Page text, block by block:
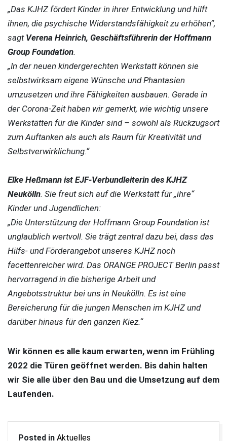
„Das KJHZ fördert Kinder in ihrer Entwicklung und hilft
ihnen, die psychische Widerstandsfähigkeit zu erhöhen“,
sagtVerena Heinrich, Geschäftsführerin der Hoffmann
Group Foundation.
„In der neuen kindergerechten Werkstatt können sie
selbstwirksam eigene Wünsche und Phantasien
umzusetzen und ihre Fähigkeiten ausbauen. Gerade in
der Corona-Zeit haben wir gemerkt, wie wichtig unsere
Werkstätten für die Kinder sind – sowohl als Rückzugsort
zum Auftanken als auch als Raum für Kreativität und
Selbstverwirklichung.“
Elke Heßmann ist EJF-Verbundleiterin des KJHZ
Neukölln. Sie freut sich auf die Werkstatt für „ihre“
Kinder und Jugendlichen:
„Die Unterstützung der Hoffmann Group Foundation ist
unglaublich wertvoll. Sie trägt zentral dazu bei, dass das
Hilfs- und Förderangebot unseres KJHZ noch
facettenreicher wird. Das ORANGE PROJECT Berlin passt
hervorragend in die bisherige Arbeit und
Angebotsstruktur bei uns in Neukölln. Es ist eine
Bereicherung für die jungen Menschen im KJHZ und
darüber hinaus für den ganzen Kiez.“
Wir können es alle kaum erwarten, wenn im Frühling
2022 die Türen geöffnet werden. Bis dahin halten
wir Sie alle über den Bau und die Umsetzung auf dem
Laufenden.
Posted in Aktuelles